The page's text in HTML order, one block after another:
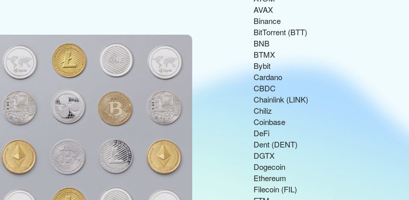
AVAX
Binance
BitTorrent (BTT)
BNB
BTMX
Bybit
Cardano
CBDC
Chainlink (LINK)
Chiliz
Coinbase
DeFi
Dent (DENT)
DGTX
Dogecoin
Ethereum
Filecoin (FIL)